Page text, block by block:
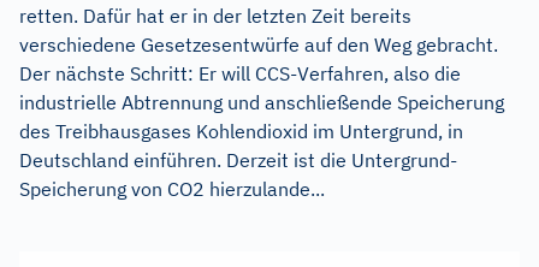
retten. Dafür hat er in der letzten Zeit bereits
verschiedene Gesetzesentwürfe auf den Weg gebracht.
Der nächste Schritt: Er will CCS-Verfahren, also die
industrielle Abtrennung und anschließende Speicherung
des Treibhausgases Kohlendioxid im Untergrund, in
Deutschland einführen. Derzeit ist die Untergrund-
Speicherung von CO2 hierzulande...